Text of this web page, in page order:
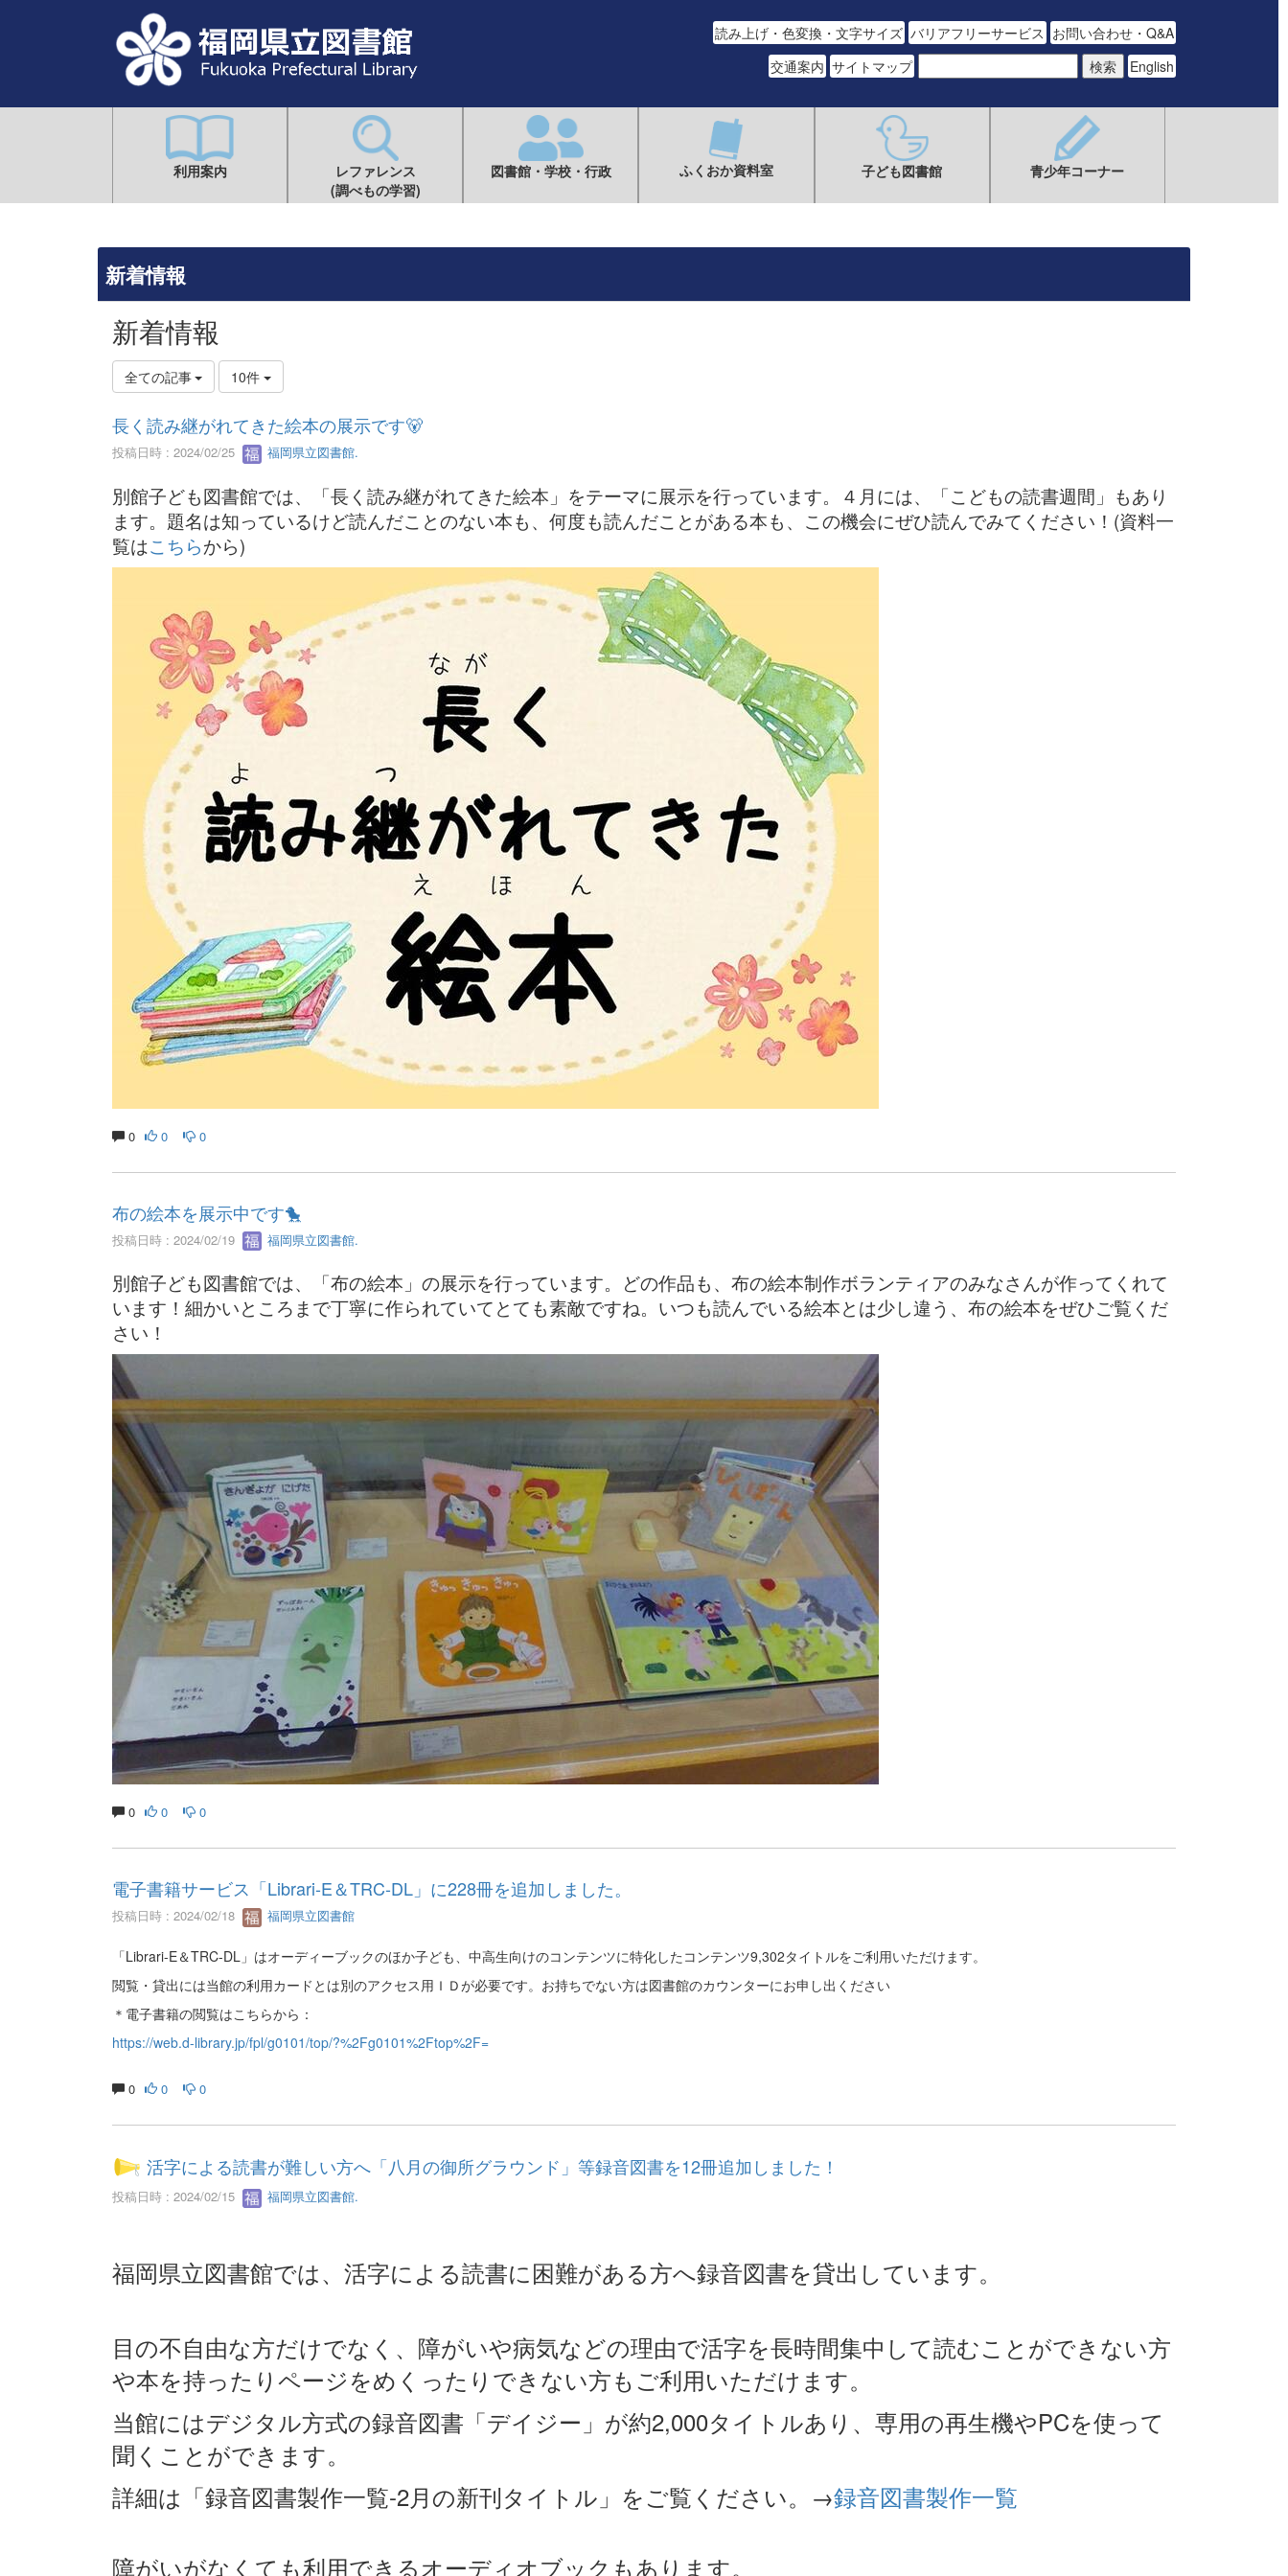
読み上げ・色変換・文字サイズ バリアフリーサービス お問い合わせ・Q&A
交通案内 サイトマップ English
利用案内
レファレンス
(調べもの学習)
図書館・学校・行政 ふくおか資料室 子ども図書館 青少年コーナー
新着情報
新着情報
全ての記事 10件
長く読み継がれてきた絵本の展示です🐻
投稿日時 : 2024/02/25 福岡県立図書館.
別館子ども図書館では、「長く読み継がれてきた絵本」をテーマに展示を行っています。４月には、「こどもの読書週間」もあり
ます。題名は知っているけど読んだことのない本も、何度も読んだことがある本も、この機会にぜひ読んでみてください！(資料一
覧はこちらから)
0 0 0
布の絵本を展示中です🐤
投稿日時 : 2024/02/19 福岡県立図書館.
別館子ども図書館では、「布の絵本」の展示を行っています。どの作品も、布の絵本制作ボランティアのみなさんが作ってくれて
います！細かいところまで丁寧に作られていてとても素敵ですね。いつも読んでいる絵本とは少し違う、布の絵本をぜひご覧くだ
さい！
0 0 0
電子書籍サービス「Librari-E＆TRC-DL」に228冊を追加しました。
投稿日時 : 2024/02/18 福岡県立図書館
「Librari-E＆TRC-DL」はオーディーブックのほか子ども、中高生向けのコンテンツに特化したコンテンツ9,302タイトルをご利用いただけます。
閲覧・貸出には当館の利用カードとは別のアクセス用ＩＤが必要です。お持ちでない方は図書館のカウンターにお申し出ください
＊電子書籍の閲覧はこちらから：
https://web.d-library.jp/fpl/g0101/top/?%2Fg0101%2Ftop%2F=
0 0 0
活字による読書が難しい方へ「八月の御所グラウンド」等録音図書を12冊追加しました！
投稿日時 : 2024/02/15 福岡県立図書館.
福岡県立図書館では、活字による読書に困難がある方へ録音図書を貸出しています。
目の不自由な方だけでなく、障がいや病気などの理由で活字を長時間集中して読むことができない方
や本を持ったりページをめくったりできない方もご利用いただけます。
当館にはデジタル方式の録音図書「デイジー」が約2,000タイトルあり、専用の再生機やPCを使って
聞くことができます。
詳細は「録音図書製作一覧-2月の新刊タイトル」をご覧ください。→録音図書製作一覧
障がいがなくても利用できるオーディオブックもあります。